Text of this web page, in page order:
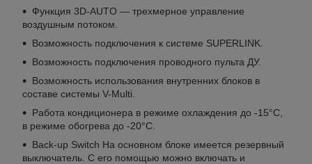
Функция 3D-AUTO — трехмерное управление
воздушным потоком.
Возможность подключения к системе SUPERLINK.
Возможность подключения проводного пульта ДУ.
Возможность использования внутренних блоков в
составе системы V-Multi.
Работа кондиционера в режиме охлаждения до -15°С,
в режиме обогрева до -20°С.
Back-up Switch На основном блоке имеется резервный
выключатель. С его помощью можно включать и